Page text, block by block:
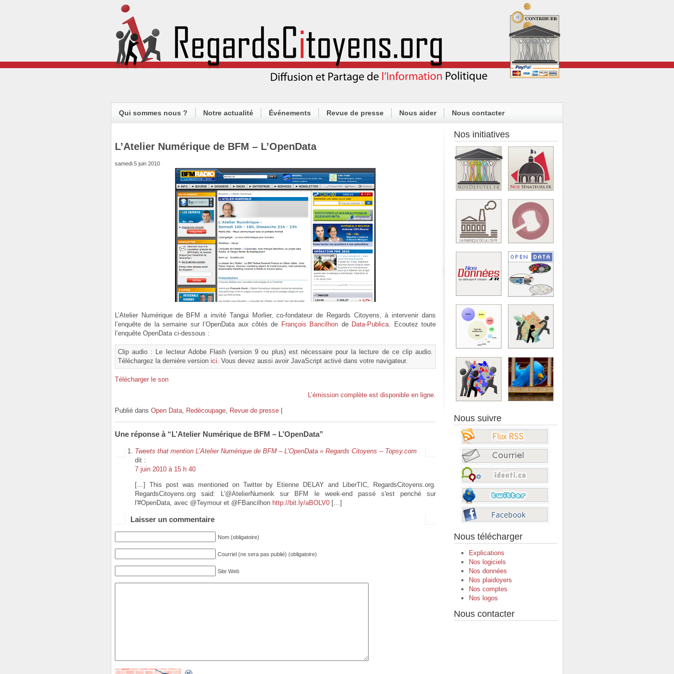
Qui sommes nous ? Notre actualité Événements Revue de presse Nous aider Nous contacter
L’Atelier Numérique de BFM – L’OpenData
samedi 5 juin 2010
L’Atelier Numérique de BFM a invité Tangui Morlier, co-fondateur de Regards Citoyens, à intervenir dans
l’enquête de la semaine sur l’OpenData aux côtés de François Bancilhon de Data-Publica. Ecoutez toute
l’enquête OpenData ci-dessous :
Clip audio : Le lecteur Adobe Flash (version 9 ou plus) est nécessaire pour la lecture de ce clip audio.
Téléchargez la dernière version ici. Vous devez aussi avoir JavaScript activé dans votre navigateur.
Télécharger le son
L’émission complète est disponible en ligne.
Publié dans Open Data, Redécoupage, Revue de presse
Une réponse à “L’Atelier Numérique de BFM – L’OpenData”
Tweets that mention L’Atelier Numérique de BFM – L’OpenData « Regards Citoyens -- Topsy.com
dit :
7 juin 2010 à 15 h 40
[…] This post was mentioned on Twitter by Etienne DELAY and LiberTIC, RegardsCitoyens.org.
RegardsCitoyens.org said: L'@AtelierNumerik sur BFM le week-end passé s'est penché sur
l'#OpenData, avec @Teymour et @FBancilhon http://bit.ly/aBOLV0 […]
Laisser un commentaire
Nom (obligatoire)
Courriel (ne sera pas publié) (obligatoire)
Site Web
Nos initiatives
Nous suivre
Nous télécharger
Explications
Nos logiciels
Nos données
Nos plaidoyers
Nos comptes
Nos logos
Nous contacter